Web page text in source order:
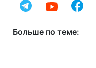
Больше по теме: